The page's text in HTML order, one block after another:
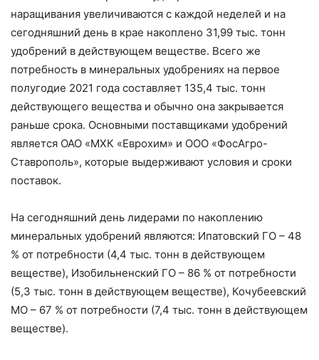
наращивания увеличиваются с каждой неделей и на
сегодняшний день в крае накоплено 31,99 тыс. тонн
удобрений в действующем веществе. Всего же
потребность в минеральных удобрениях на первое
полугодие 2021 года составляет 135,4 тыс. тонн
действующего вещества и обычно она закрывается
раньше срока. Основными поставщиками удобрений
является ОАО «МХК «Еврохим» и ООО «ФосАгро-
Ставрополь», которые выдерживают условия и сроки
поставок.
На сегодняшний день лидерами по накоплению
минеральных удобрений являются: Ипатовский ГО – 48
% от потребности (4,4 тыс. тонн в действующем
веществе), Изобильненский ГО – 86 % от потребности
(5,3 тыс. тонн в действующем веществе), Кочубеевский
МО – 67 % от потребности (7,4 тыс. тонн в действующем
веществе).